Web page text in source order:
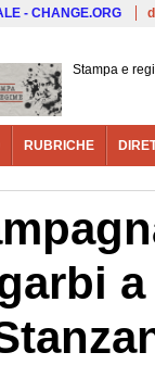
- CHANGE.ORG
Stampa e
RUBRICHE